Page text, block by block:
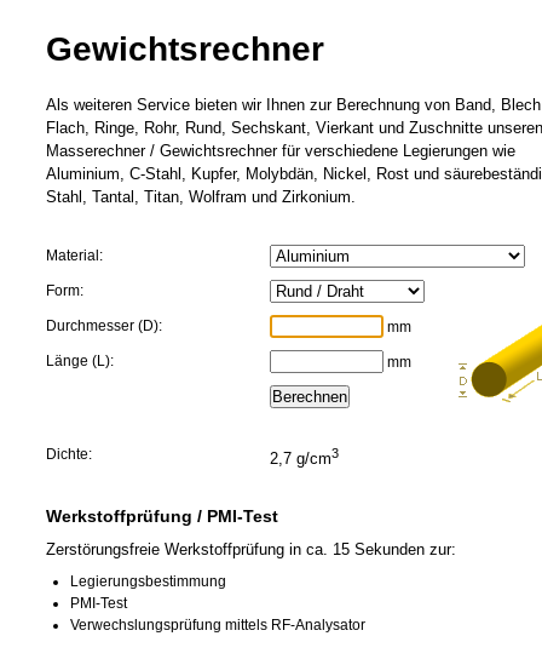
Gewichtsrechner
Als weiteren Service bieten wir Ihnen zur Berechnung von Band,
Flach, Ringe, Rohr, Rund, Sechskant, Vierkant und Zuschnitte unseren
Masserechner / Gewichtsrechner für verschiedene Legierungen wie
Aluminium, C-Stahl, Kupfer, Molybdän, Nickel, Rost und
Stahl, Tantal, Titan, Wolfram und Zirkonium.
Material:
Form:
Durchmesser (D):
mm
Länge (L):
mm
Dichte: 2,7 g/cm3
Werkstoffprüfung / PMI-Test
Zerstörungsfreie Werkstoffprüfung in ca. 15 Sekunden zur:
Legierungsbestimmung
PMI-Test
Verwechslungsprüfung mittels RF-Analysator